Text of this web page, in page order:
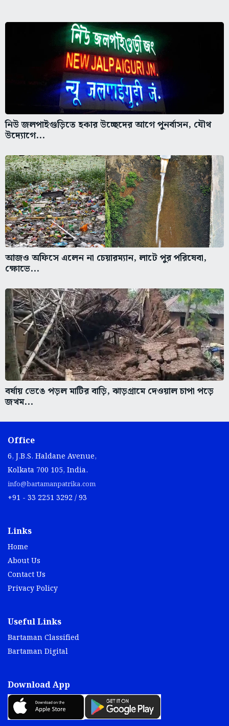
নিউ জলপাইগুড়িতে হকার উচ্ছেদের আগে পুনর্বাসন, যৌথ
উদ্যোগে...
আজও অফিসে এলেন না চেয়ারম্যান, লাটে পুর পরিষেবা,
ক্ষোভে...
বর্ষায় ভেঙে পড়ল মাটির বাড়ি, ঝাড়গ্রামে দেওয়াল চাপা পড়ে
জখম...
Office
6, J.B.S. Haldane Avenue,
Kolkata 700 105, India.
info@bartamanpatrika.com
+91 - 33 2251 3292 / 93
Links
Home
About Us
Contact Us
Privacy Policy
Useful Links
Bartaman Classified
Bartaman Digital
Download App